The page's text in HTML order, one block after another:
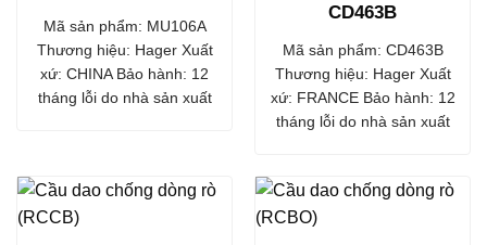
Mã sản phẩm: MU106A
Thương hiệu: Hager Xuất
xứ: CHINA Bảo hành: 12
tháng lỗi do nhà sản xuất
CD463B
Mã sản phẩm: CD463B
Thương hiệu: Hager Xuất
xứ: FRANCE Bảo hành: 12
tháng lỗi do nhà sản xuất